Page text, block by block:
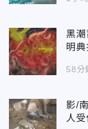
黑
明
58分
影/
人